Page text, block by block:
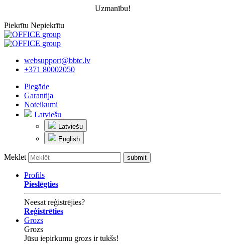
Uzmanību!
Piekrītu Nepiekrītu
websupport@bbtc.lv
+371 80002050
Piegāde
Garantija
Noteikumi
Latviešu
Latviešu
English
Meklēt
Profils
Pieslēgties
Neesat reģistrējies?
Reģistrēties
Grozs
Grozs
Jūsu iepirkumu grozs ir tukšs!